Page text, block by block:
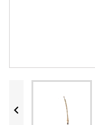

